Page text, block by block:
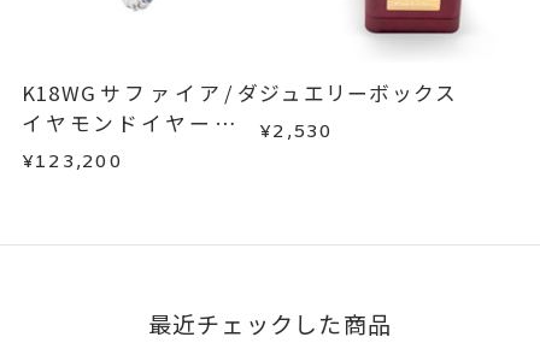
K18WGサファイア/ダ
イヤモンドイヤーカフ
(片耳用)
¥123,200
ジュエリーボックス
¥2,530
最近チェックした商品